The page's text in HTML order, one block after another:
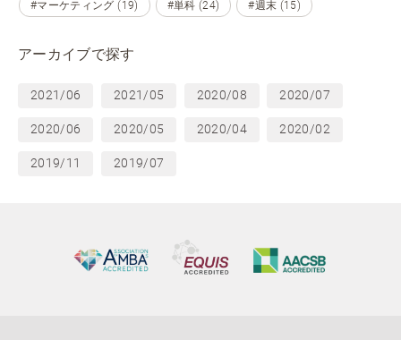
#マーケティング (19) #単科 (24) #週末 (15)
アーカイブで探す
2021/06 2021/05 2020/08 2020/07
2020/06 2020/05 2020/04 2020/02
2019/11 2019/07